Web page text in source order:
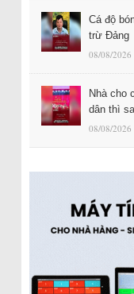
Cá độ
trừ Đảng
08/08/2026
Nhà cho
dân thì
08/08/2026